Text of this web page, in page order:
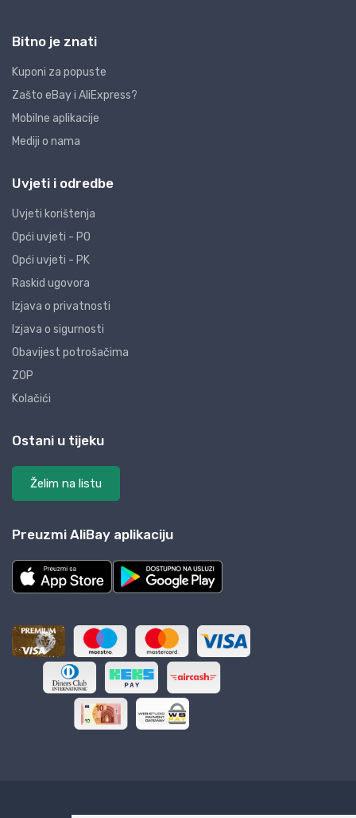
Bitno je znati
Kuponi za popuste
Zašto eBay i AliExpress?
Mobilne aplikacije
Mediji o nama
Uvjeti i odredbe
Uvjeti korištenja
Opći uvjeti - PO
Opći uvjeti - PK
Raskid ugovora
Izjava o privatnosti
Izjava o sigurnosti
Obavijest potrošačima
ZOP
Kolačići
Ostani u tijeku
Želim na listu
Preuzmi AliBay aplikaciju